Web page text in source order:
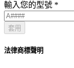
輸入您的型號 *
套用
法律商標聲明